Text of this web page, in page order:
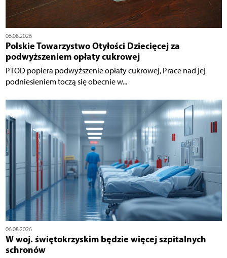
06.08.2026
Polskie Towarzystwo Otyłości Dziecięcej za
podwyższeniem opłaty cukrowej
PTOD popiera podwyższenie opłaty cukrowej, Prace nad jej
podniesieniem toczą się obecnie w...
06.08.2026
W woj. świętokrzyskim będzie więcej szpitalnych
schronów